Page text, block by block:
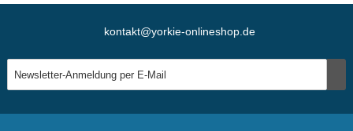
kontakt@yorkie-onlineshop.de